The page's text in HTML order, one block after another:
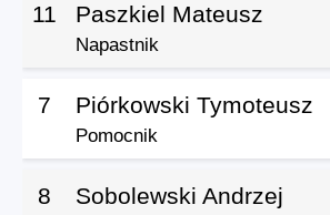
11 Paszkiel Mateusz
Napastnik
7 Piórkowski Tymoteusz
Pomocnik
8 Sobolewski Andrzej